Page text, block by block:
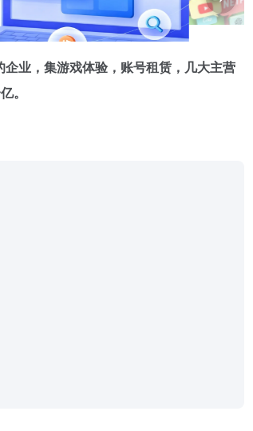
业，集游戏体验，账号租赁，几大主营
。